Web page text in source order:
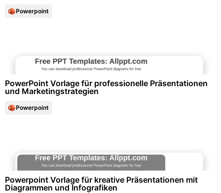
Powerpoint
PowerPoint Vorlage für professionelle Präsentationen
und Marketingstrategien
Powerpoint
Powerpoint Vorlage für kreative Präsentationen mit
Diagrammen und Infografiken